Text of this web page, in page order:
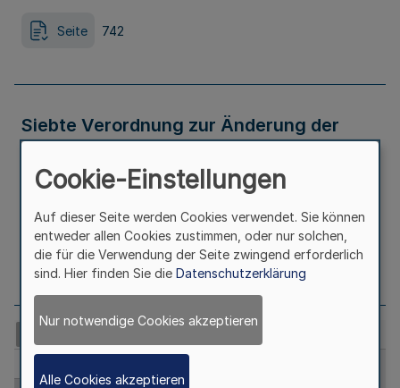
Seite 742
Siebte Verordnung zur Änderung der
Trennungsentschädigungsverordnung
(TEVO) Vom 22. Dezember 1998
Seite 743
Cookie-Einstellungen
Auf dieser Seite werden Cookies verwendet. Sie können
entweder allen Cookies zustimmen, oder nur solchen,
die für die Verwendung der Seite zwingend erforderlich
sind. Hier finden Sie die Datenschutzerklärung
Nur notwendige Cookies akzeptieren
Alle Cookies akzeptieren